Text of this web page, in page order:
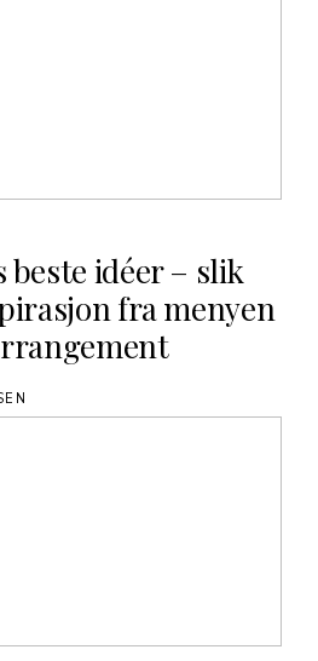
beste idéer – slik
fra menyen